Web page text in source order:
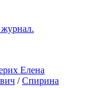
Елена
/Спирина